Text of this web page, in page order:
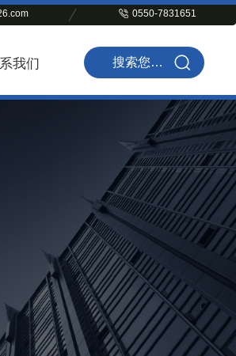
0550-7831651
我们